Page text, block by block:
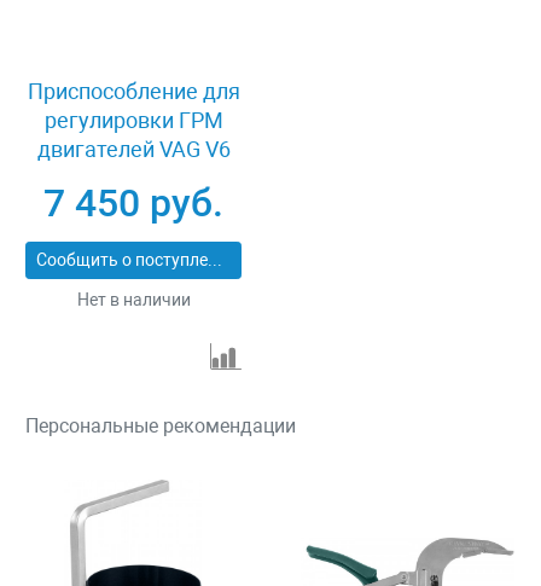
Приспособление для
регулировки ГРМ
двигателей VAG V6
Jonnesway AL010067B
7 450 руб.
Сообщить о поступлении
Нет в наличии
Персональные рекомендации